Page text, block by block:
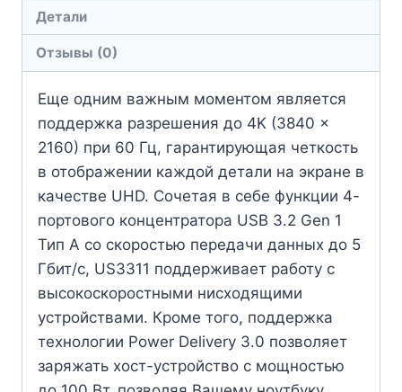
Детали
Отзывы (0)
Еще одним важным моментом является
поддержка разрешения до 4K (3840 x
2160) при 60 Гц, гарантирующая четкость
в отображении каждой детали на экране в
качестве UHD. Сочетая в себе функции 4-
портового концентратора USB 3.2 Gen 1
Тип A со скоростью передачи данных до 5
Гбит/с, US3311 поддерживает работу с
высокоскоростными нисходящими
устройствами. Кроме того, поддержка
технологии Power Delivery 3.0 позволяет
заряжать хост-устройство с мощностью